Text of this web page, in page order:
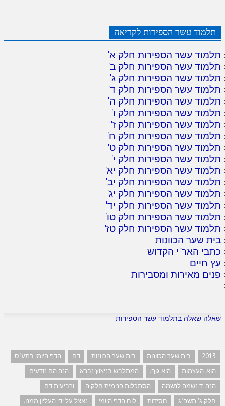
תלמוד עשר הספירות לקריאה
תלמוד עשר הספירות חלק א'
תלמוד עשר הספירות חלק ב'
תלמוד עשר הספירות חלק ג'
תלמוד עשר הספירות חלק ד'
תלמוד עשר הספירות חלק ה'
תלמוד עשר הספירות חלק ו'
תלמוד עשר הספירות חלק ז'
תלמוד עשר הספירות חלק ח'
תלמוד עשר הספירות חלק ט'
תלמוד עשר הספירות חלק י'
תלמוד עשר הספירות חלק יא'
תלמוד עשר הספירות חלק יב'
תלמוד עשר הספירות חלק יג'
תלמוד עשר הספירות חלק יד'
תלמוד עשר הספירות חלק טו'
תלמוד עשר הספירות חלק טז'
בית שער הכוונות
כתבי האר"י הקדוש
עץ חיים
פנים מאירות ומסבירות
שאלה שאלה בתלמוד עשר הספירות
2013 בית שער הכוונות בית שער הכוונות דם
הדף היומי בתע"ס
הוא: העצמות
היא גוף. המתלבש בניצוץ נברא
הנה הם נודעים
הנה: ד נשמה לנשמה
הסתכלות פנימית חלק ה
ורביעית דם
חלק ג' תשפ"ג
חסידות לוח הדף היומי
נאצל על ידי העליון ממנו.